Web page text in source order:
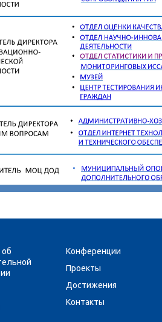
Конференции
Проекты
Достижения
Контакты